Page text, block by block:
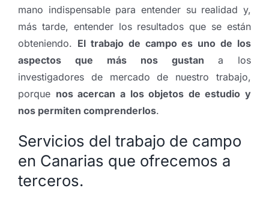
mano indispensable para entender su realidad y,
más tarde, entender los resultados que se están
obteniendo. El trabajo de campo es uno de los
aspectos que más nos gustana los
investigadores de mercado de nuestro trabajo,
porque nos acercan a los objetos de estudio y
nos permiten comprenderlos.
Servicios del trabajo de campo
en Canarias que ofrecemos a
terceros.